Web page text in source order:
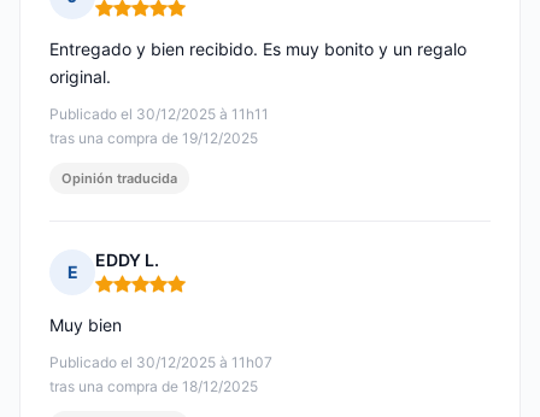
Nota: 5 de 5
Publicado el 30/12/2025 à 11h11
tras una compra de 19/12/2025
Entregado y bien recibido. Es muy bonito y un regalo
original.
Opinión traducida
E
EDDY L.
Nota: 5 de 5
Publicado el 30/12/2025 à 11h07
tras una compra de 18/12/2025
Muy bien